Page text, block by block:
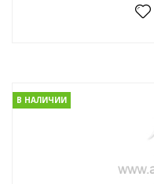
В НАЛИЧИИ